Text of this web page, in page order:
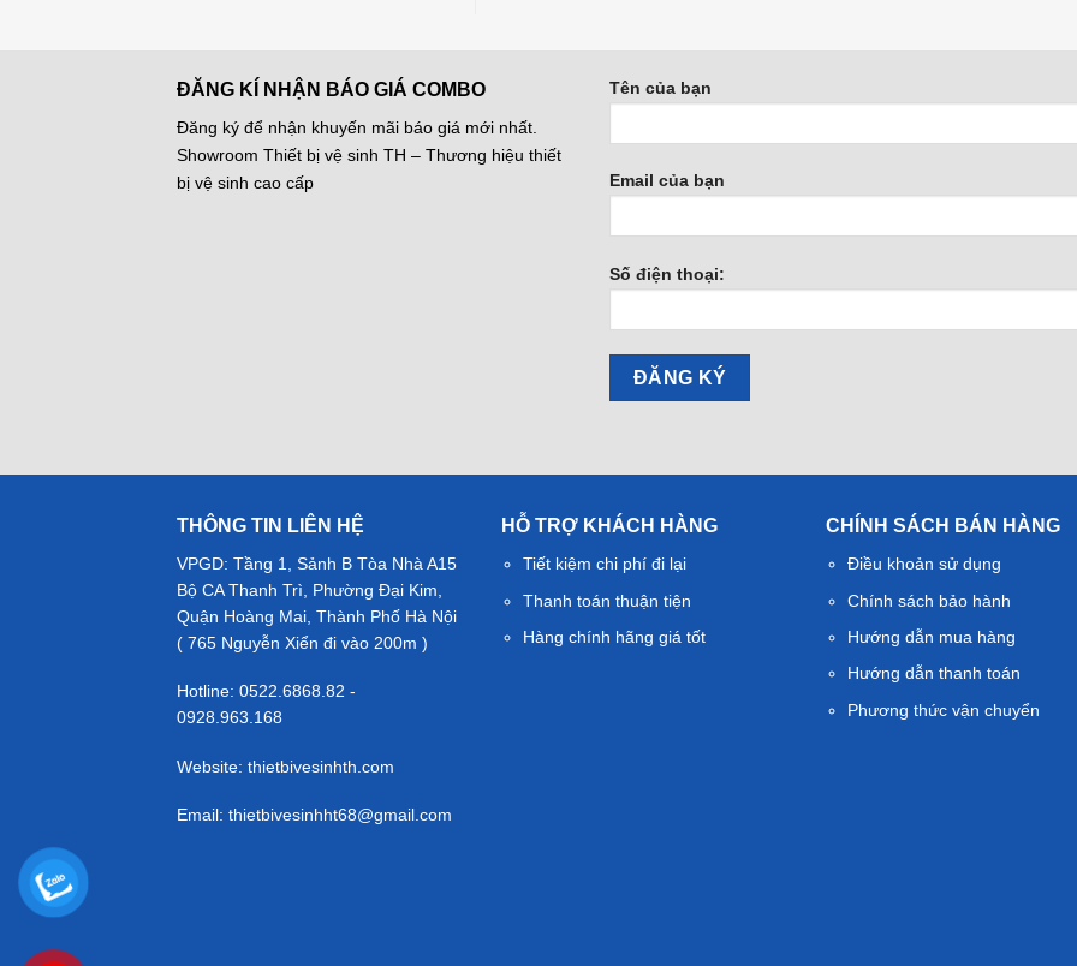
ĐĂNG KÍ NHẬN BÁO GIÁ COMBO
Đăng ký để nhận khuyến mãi báo giá mới nhất.
Showroom Thiết bị vệ sinh TH – Thương hiệu thiết
bị vệ sinh cao cấp
Tên của bạn
Email của bạn
Số điện thoại:
THÔNG TIN LIÊN HỆ
VPGD: Tầng 1, Sảnh B Tòa Nhà A15
Bộ CA Thanh Trì, Phường Đại Kim,
Quận Hoàng Mai, Thành Phố Hà Nội
( 765 Nguyễn Xiển đi vào 200m )
Hotline: 0522.6868.82 -
0928.963.168
Website: thietbivesinhth.com
Email: thietbivesinhht68@gmail.com
HỖ TRỢ KHÁCH HÀNG
Tiết kiệm chi phí đi lại
Thanh toán thuận tiện
Hàng chính hãng giá tốt
CHÍNH SÁCH BÁN HÀNG
Điều khoản sử dụng
Chính sách bảo hành
Hướng dẫn mua hàng
Hướng dẫn thanh toán
Phương thức vận chuyển